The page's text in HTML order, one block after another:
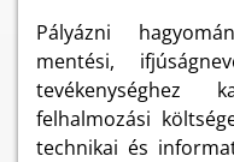
Pályázni
mentési,
tevékenységhez
felhalmozási
technikai és